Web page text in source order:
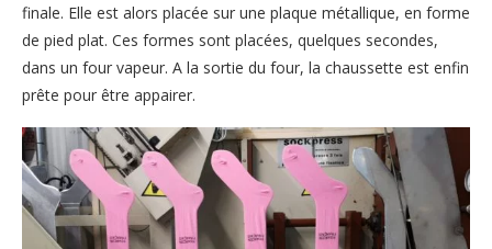
finale. Elle est alors placée sur une plaque métallique, en forme
de pied plat. Ces formes sont placées, quelques secondes,
dans un four vapeur. A la sortie du four, la chaussette est enfin
prête pour être appairer.